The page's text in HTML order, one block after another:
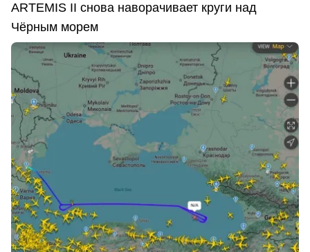
ARTEMIS II снова наворачивает круги над
Чёрным морем